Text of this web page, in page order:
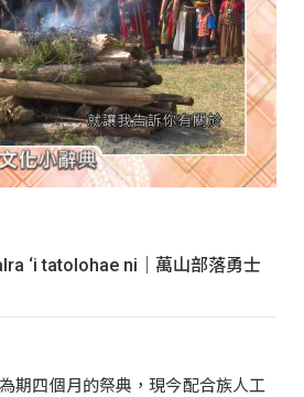
‘i tatolohae ni｜萬山部落勇士
期四個月的祭典，現今配合族人工